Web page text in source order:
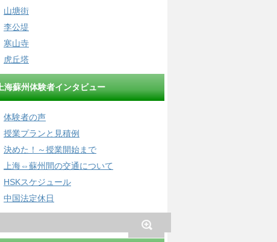
山塘街
李公堤
寒山寺
虎丘塔
上海蘇州体験者インタビュー
体験者の声
授業プランと見積例
決めた！～授業開始まで
上海⇔蘇州間の交通について
HSKスケジュール
中国法定休日